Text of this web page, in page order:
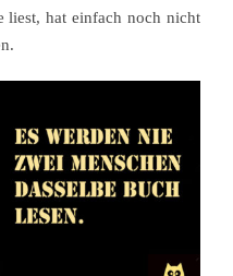
liest, hat einfach noch nicht